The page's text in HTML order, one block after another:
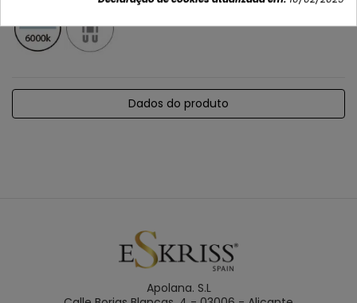
Dados do produto
Apolana. S.L